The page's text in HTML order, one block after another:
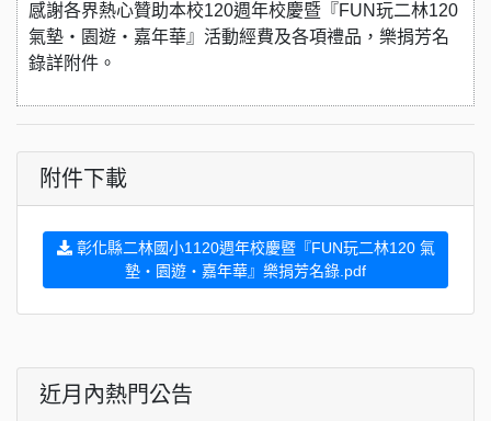
感謝各界熱心贊助本校120週年校慶暨『FUN玩二林120
氣墊・園遊・嘉年華』活動經費及各項禮品，樂捐芳名
錄詳附件。
附件下載
彰化縣二林國小1120週年校慶暨『FUN玩二林120 氣
墊・園遊・嘉年華』樂捐芳名錄.pdf
近月內熱門公告